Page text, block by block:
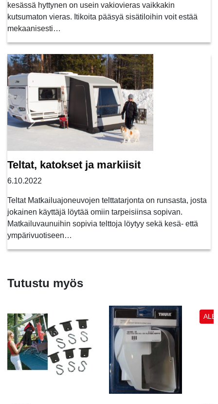
kesässä hyttynen on usein vakiovieras vaikkakin
kutsumaton vieras. Itikoita pääsyä sisätiloihin voit estää
mekaanisesti…
Teltat, katokset ja markiisit
6.10.2022
Teltat Matkailuajoneuvojen telttatarjonta on runsasta, josta
jokainen käyttäjä löytää omiin tarpeisiinsa sopivan.
Matkailuvaunuihin sopivia telttoja löytyy sekä kesä- että
ympärivuotiseen…
Tutustu myös
ALE